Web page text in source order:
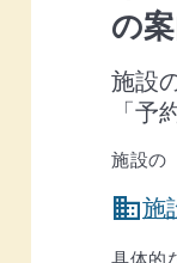
の
施設
「予
施設の
domain施